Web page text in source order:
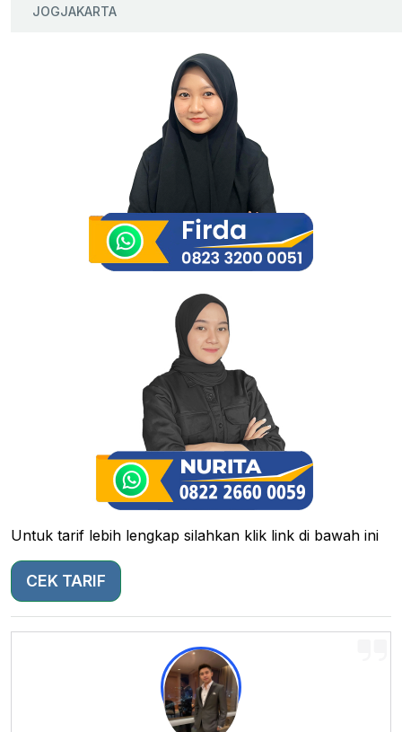
JOGJAKARTA
Untuk tarif lebih lengkap silahkan klik link di bawah ini
CEK TARIF